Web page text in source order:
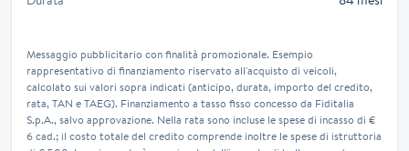
Messaggio pubblicitario con finalità promozionale. Esempio
rappresentativo di finanziamento riservato all'acquisto di veicoli,
calcolato sui valori sopra indicati (anticipo, durata, importo del credito,
rata, TAN e TAEG). Finanziamento a tasso fisso concesso da Fiditalia
S.p.A., salvo approvazione. Nella rata sono incluse le spese di incasso di €
6 cad.; il costo totale del credito comprende inoltre le spese di istruttoria